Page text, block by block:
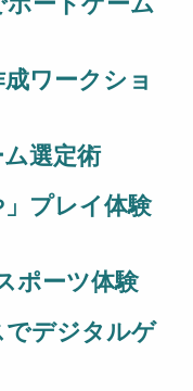
ワークショ
選定術
プレイ体験
ポーツ体験
デジタルゲ